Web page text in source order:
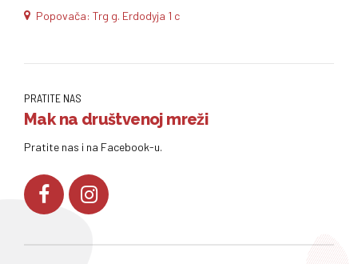
Popovača: Trg g. Erdodyja 1 c
PRATITE NAS
Mak na društvenoj mreži
Pratite nas i na Facebook-u.